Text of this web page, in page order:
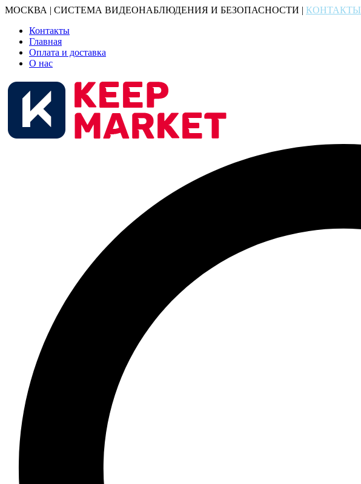
МОСКВА | СИСТЕМА ВИДЕОНАБЛЮДЕНИЯ И БЕЗОПАСНОСТИ | КОНТАКТЫ
Контакты
Главная
Оплата и доставка
О нас